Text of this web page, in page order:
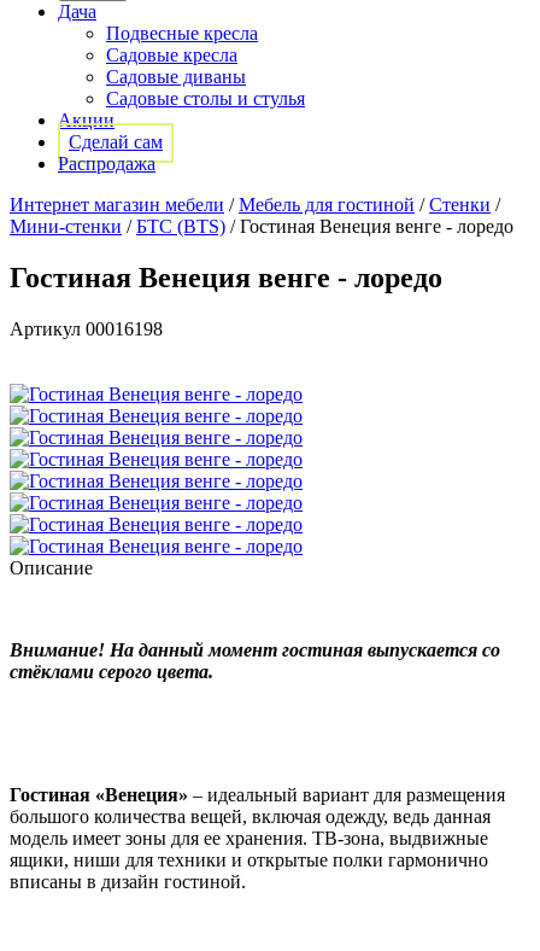
Дача
Подвесные кресла
Садовые кресла
Садовые диваны
Садовые столы и стулья
Акции
Сделай сам
Распродажа
Интернет магазин мебели / Мебель для гостиной / Стенки /
Мини-стенки / БТС (BTS) /Гостиная Венеция венге - лоредо
Гостиная Венеция венге - лоредо
Артикул 00016198
Описание
Внимание! На данный момент гостиная выпускается со
стёклами серого цвета.
Гостиная «Венеция» – идеальный вариант для размещения
большого количества вещей, включая одежду, ведь данная
модель имеет зоны для ее хранения. ТВ-зона, выдвижные
ящики, ниши для техники и открытые полки гармонично
вписаны в дизайн гостиной.